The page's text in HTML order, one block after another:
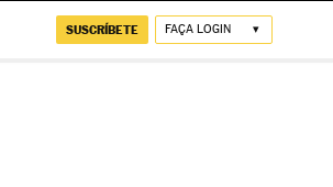
SUSCRÍBETE FAÇA LOGIN